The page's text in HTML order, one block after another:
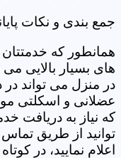
جمع بندی و نکات
همانطور که
های بسیار بالایی می
در منزل می تواند
عضلانی و اسکلتی
که نیاز به دریافت
توانید از طریق
اعلام نمایید، در